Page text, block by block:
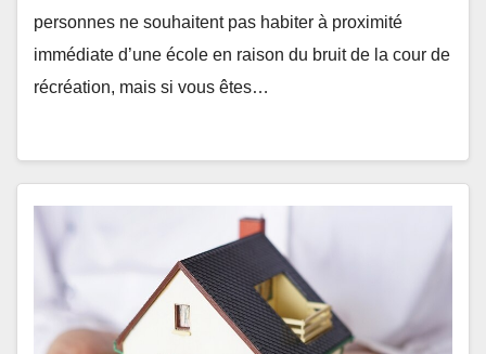
personnes ne souhaitent pas habiter à proximité
immédiate d’une école en raison du bruit de la cour de
récréation, mais si vous êtes…